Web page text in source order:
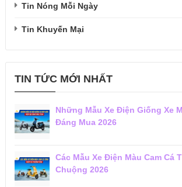
Tin Nóng Mỗi Ngày
Tin Khuyến Mại
TIN TỨC MỚI NHẤT
Những Mẫu Xe Điện Giống Xe
Đáng Mua 2026
Các Mẫu Xe Điện Màu Cam Cá
Chuộng 2026